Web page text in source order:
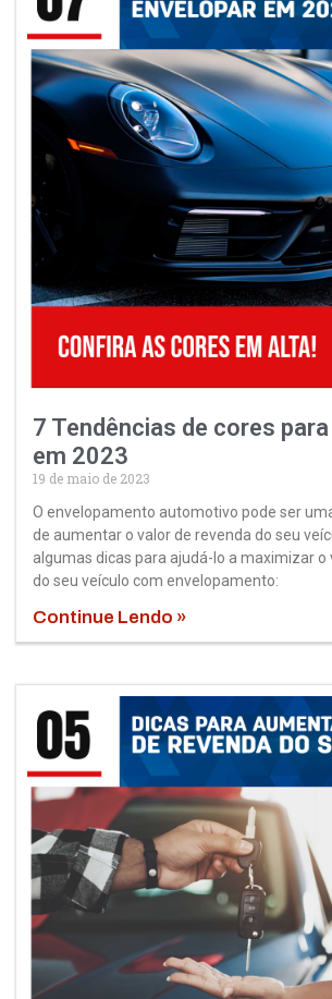
7 Tendências de cores
em 2023
19 de maio de 2023
O envelopamento automotivo pode ser
de aumentar o valor de revenda do seu
algumas dicas para ajudá-lo a maximizar o
do seu veículo com envelopamento:
Continue Lendo »